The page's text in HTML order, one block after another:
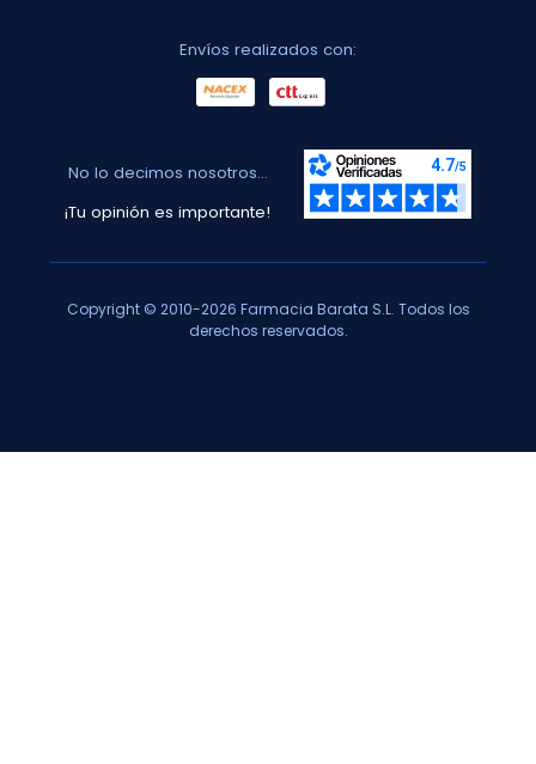
Envíos realizados con:
No lo decimos nosotros...
¡Tu opinión es importante!
Copyright © 2010-2026 Farmacia Barata S.L. Todos los
derechos reservados.